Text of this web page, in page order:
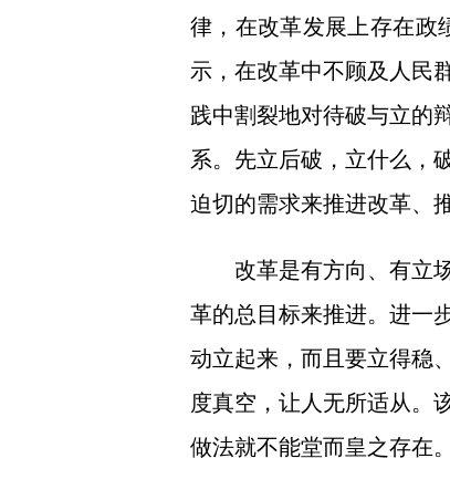
律，在改革发展上存在政
示，在改革中不顾及人民
践中割裂地对待破与立的
系。先立后破，立什么，
迫切的需求来推进改革、
改革是有方向、有立
革的总目标来推进。进一
动立起来，而且要立得稳
度真空，让人无所适从。
做法就不能堂而皇之存在